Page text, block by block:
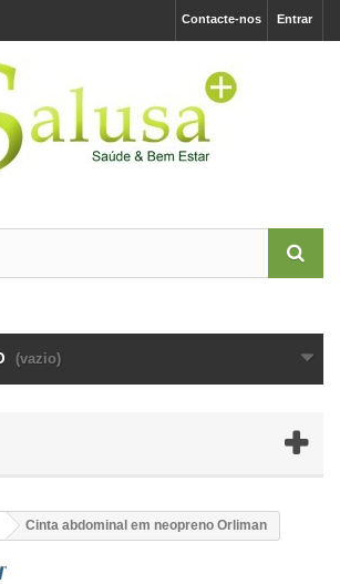
Entrar
Contacte-nos
(vazio)
Cinta abdominal em neopreno Orliman